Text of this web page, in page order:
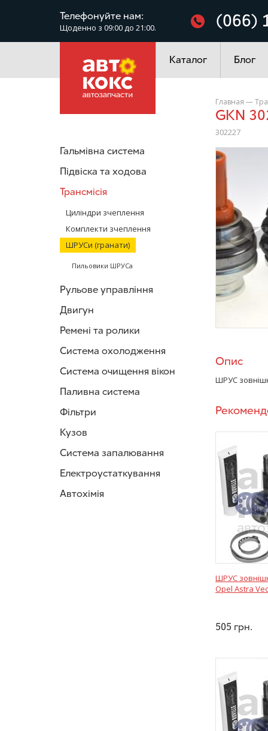
Телефонуйте нам:
Щоденно з 09:00 до 21:00. (066)
Каталог
Електроустаткування
Блог
Гальмівна система
Підвіска та ходова
Трансмісія
Циліндри зчеплення
Комплекти зчеплення
ШРУСи (гранати)
Пильовики ШРУСа
Рульове управління
Двигун
Ремені та ролики
Система охолодження
Система очищення вікон
Паливна система
Фільтри
Кузов
Система запалювання
Електроустаткування
Автохімія
Главная —
GKN
302227
/>
Опис
ШРУС
ШРУС
Opel Astra
505 грн.